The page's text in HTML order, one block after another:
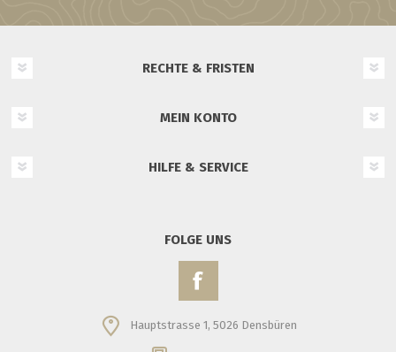
RECHTE & FRISTEN
MEIN KONTO
HILFE & SERVICE
FOLGE UNS
Hauptstrasse 1, 5026 Densbüren